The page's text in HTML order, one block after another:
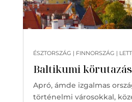
Baltikumi körutazás
ÉSZTORSZÁG | FINNORSZÁG |
Apró, ámde izgalmas
történelmi városokkal,